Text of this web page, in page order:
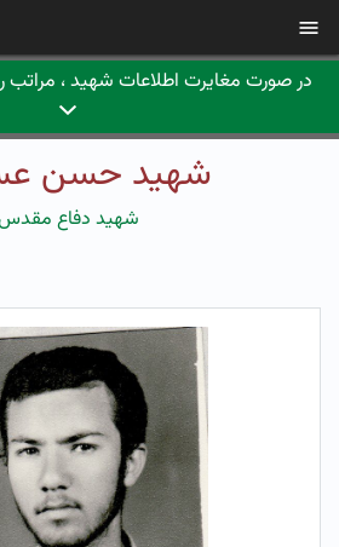
در صورت مغایرت اطلاعات شهید ، مراتب
شهید حسن
شهید دفاع